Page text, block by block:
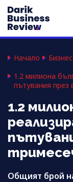
Начало
1.2 милиона
пътувания през
1.2
Общият брой